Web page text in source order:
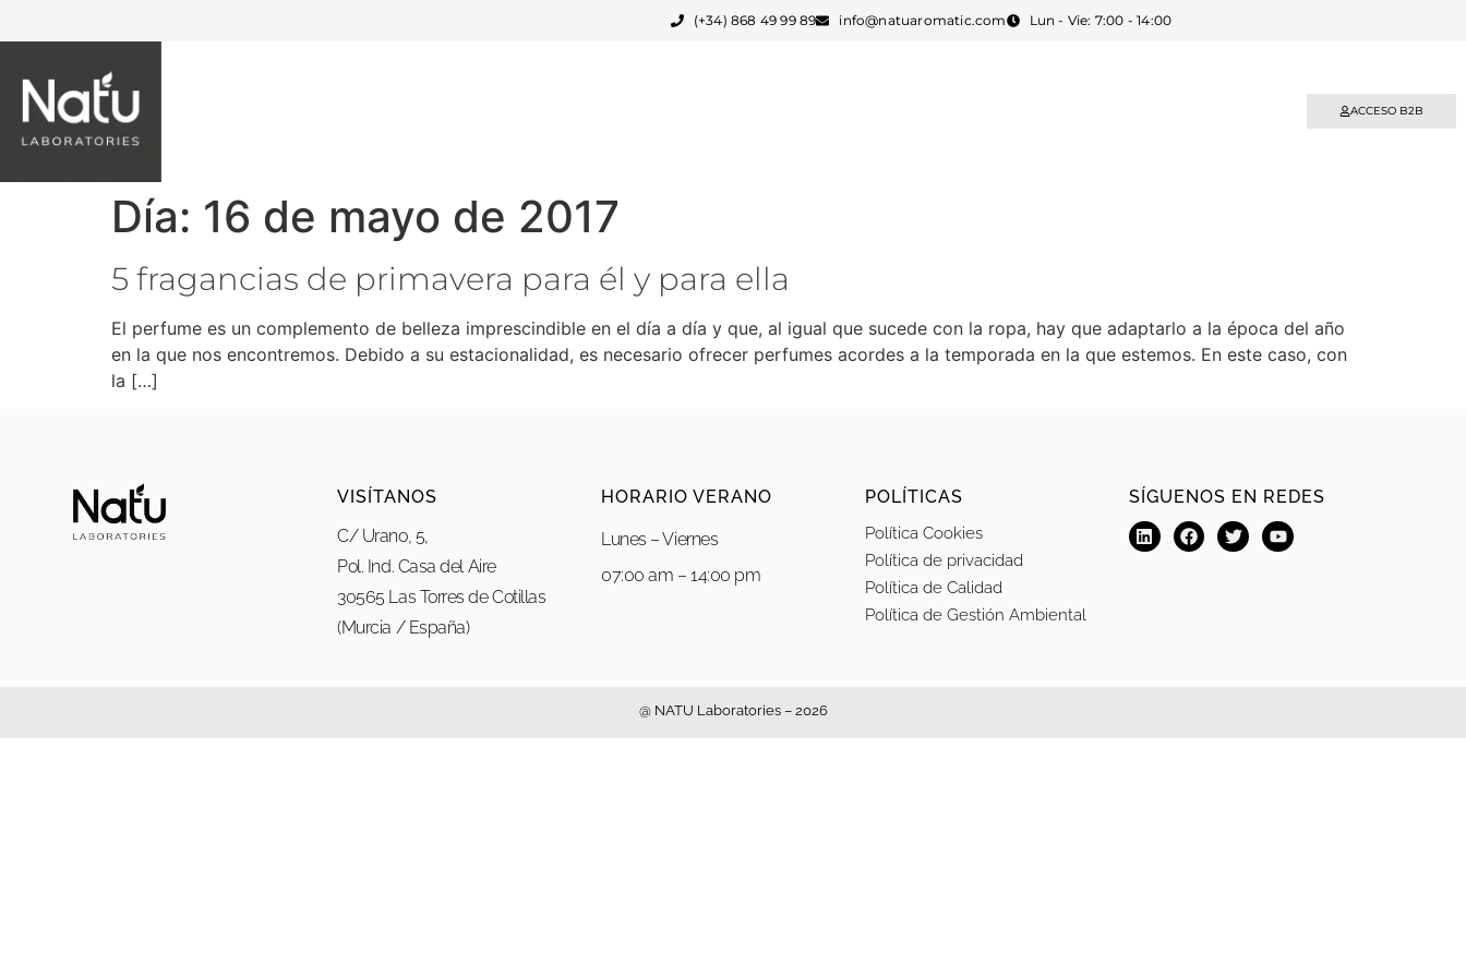
(+34) 868 49 99 89 info@natuaromatic.com Lun - Vie: 7:00 - 14:00
ACCESO B2B
Día: 16 de mayo de 2017
5 fragancias de primavera para él y para ella
El perfume es un complemento de belleza imprescindible en el día a día y que, al igual que sucede con la ropa, hay que adaptarlo a la época del año
en la que nos encontremos. Debido a su estacionalidad, es necesario ofrecer perfumes acordes a la temporada en la que estemos. En este caso, con
la […]
VISÍTANOS
C/ Urano, 5,
Pol. Ind. Casa del Aire
30565 Las Torres de Cotillas
(Murcia / España)
HORARIO VERANO
Lunes – Viernes
07:00 am – 14:00 pm
POLÍTICAS
Política Cookies
Política de privacidad
Política de Calidad
Política de Gestión Ambiental
SÍGUENOS EN REDES
@ NATU Laboratories – 2026